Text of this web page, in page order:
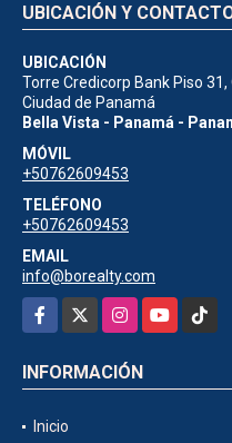
UBICACIÓN Y
UBICACIÓN
Torre Credicorp Bank Piso
Ciudad de Panamá
Bella Vista - Panamá -
MÓVIL
+50762609453
TELÉFONO
+50762609453
EMAIL
info@borealty.com
Facebook
InstagramYouTubeTikTok
INFORMACIÓN
Inicio